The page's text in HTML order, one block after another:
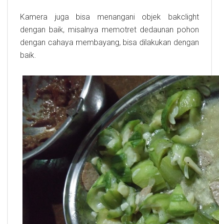
Kamera juga bisa menangani objek bakclight
dengan baik, misalnya memotret dedaunan pohon
dengan cahaya membayang, bisa dilakukan dengan
baik.